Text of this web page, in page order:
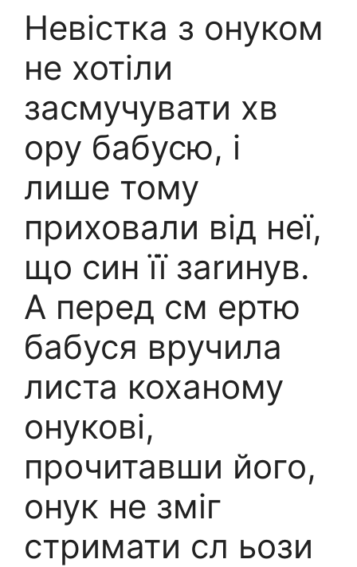
Невістка з онуком
не хотіли
засмучувати хв
ору бабусю, і
лише тому
приховали від неї,
що син її заrинув.
А перед см ертю
бабуся вручила
листа коханому
онукові,
прочитавши його,
онук не зміг
стримати сл ьози